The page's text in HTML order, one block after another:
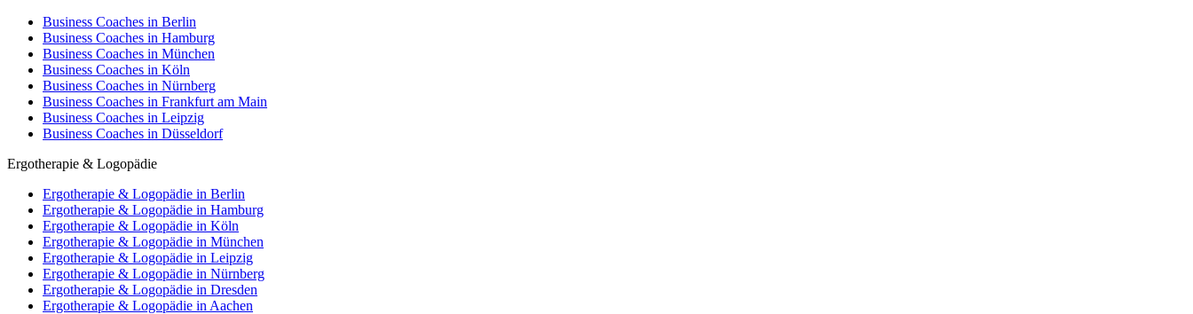
Business Coaches in Berlin
Business Coaches in Hamburg
Business Coaches in München
Business Coaches in Köln
Business Coaches in Nürnberg
Business Coaches in Frankfurt am Main
Business Coaches in Leipzig
Business Coaches in Düsseldorf
Ergotherapie & Logopädie
Ergotherapie & Logopädie in Berlin
Ergotherapie & Logopädie in Hamburg
Ergotherapie & Logopädie in Köln
Ergotherapie & Logopädie in München
Ergotherapie & Logopädie in Leipzig
Ergotherapie & Logopädie in Nürnberg
Ergotherapie & Logopädie in Dresden
Ergotherapie & Logopädie in Aachen